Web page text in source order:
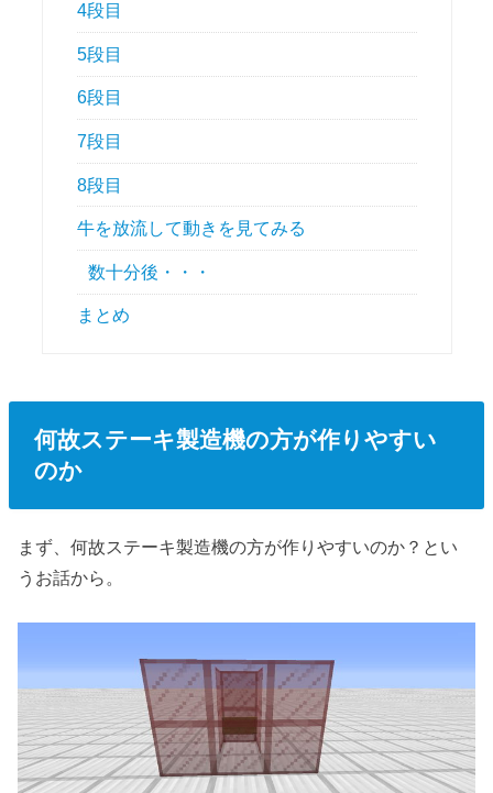
4段目
5段目
6段目
7段目
8段目
牛を放流して動きを見てみる
数十分後・・・
まとめ
何故ステーキ製造機の方が作りやすい
のか
まず、何故ステーキ製造機の方が作りやすいのか？とい
うお話から。